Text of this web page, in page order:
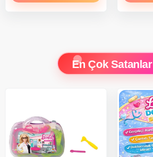
En Çok Satanlar